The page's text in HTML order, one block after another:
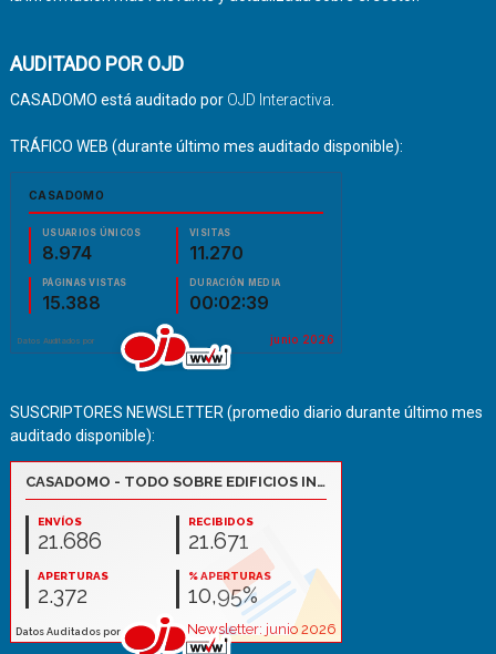
AUDITADO POR OJD
CASADOMO está auditado por OJD Interactiva
TRÁFICO WEB (durante último mes auditado disponible):
SUSCRIPTORES NEWSLETTER (promedio diario durante último mes
auditado disponible):